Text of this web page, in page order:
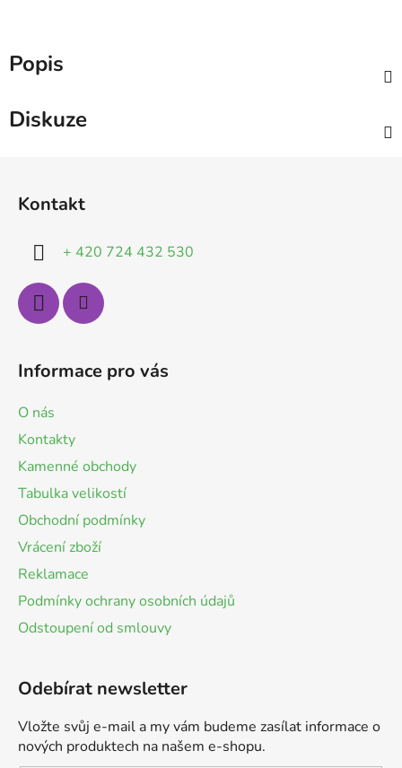
Popis
Diskuze
Kontakt
+ 420 724 432 530
Informace pro vás
O nás
Kontakty
Kamenné obchody
Tabulka velikostí
Obchodní podmínky
Vrácení zboží
Reklamace
Podmínky ochrany osobních údajů
Odstoupení od smlouvy
Odebírat newsletter
Vložte svůj e-mail a my vám budeme zasílat informace o
nových produktech na našem e-shopu.